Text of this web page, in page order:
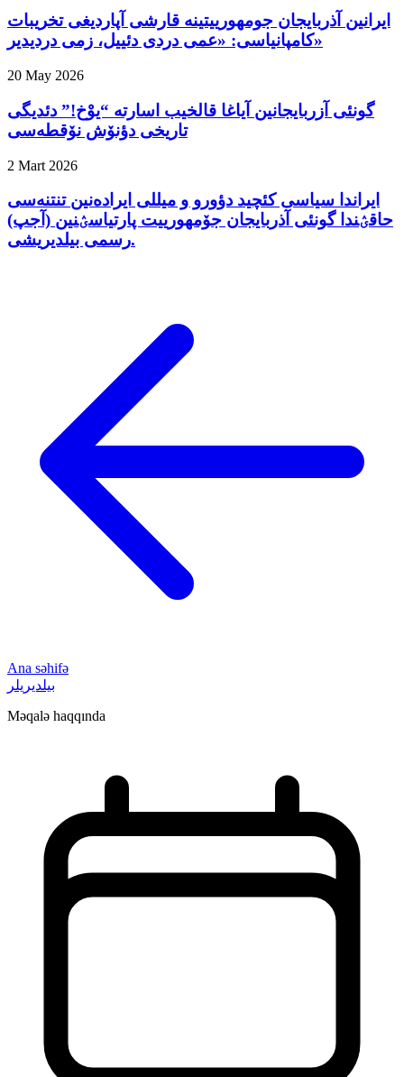
ایرانین آذربایجان جومهورییتینه قارشی آپاردیغی تخریبات
کامپانیاسی: «عمی دردی دئییل، زمی دردیدیر»
20 May 2026
گونئی آزربایجانین آیاغا قالخیب اسارته “یوْخ!” دئدیگی
تاریخی دؤنۆش نۆقطه‌سی
2 Mart 2026
ایراندا سیاسی کئچید دؤورو و میللی ایراده‌نین تنتنه‌سی
حاقؽندا گونئی آذربایجان جۆمهورییت پارتیاسؽنین (آجپ)
رسمی بیلدیریشی.
Ana səhifə
بیلدیریلر
Məqalə haqqında